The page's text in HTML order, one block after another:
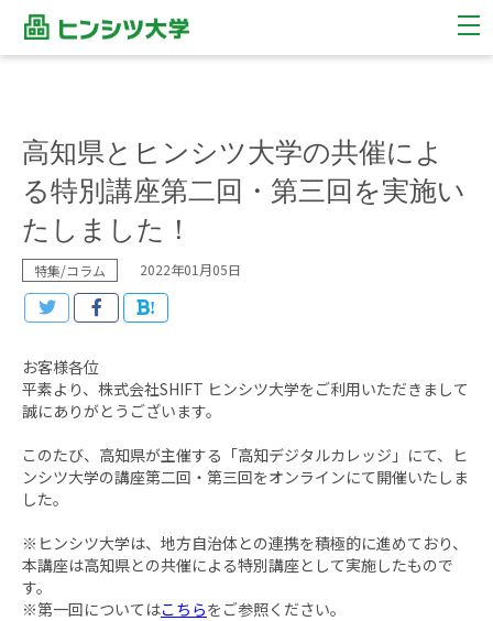
高知県とヒンシツ大学の共催によ
る特別講座第二回・第三回を実施い
たしました！
特集/コラム 2022年01月05日
!
お客様各位
平素より、株式会社SHIFT ヒンシツ大学をご利用いただきまして
誠にありがとうございます。
このたび、高知県が主催する「高知デジタルカレッジ」にて、ヒ
ンシツ大学の講座第二回・第三回をオンラインにて開催いたしま
した。
※ヒンシツ大学は、地方自治体との連携を積極的に進めており、
本講座は高知県との共催による特別講座として実施したもので
す。
※第一回についてはこちらをご参照ください。